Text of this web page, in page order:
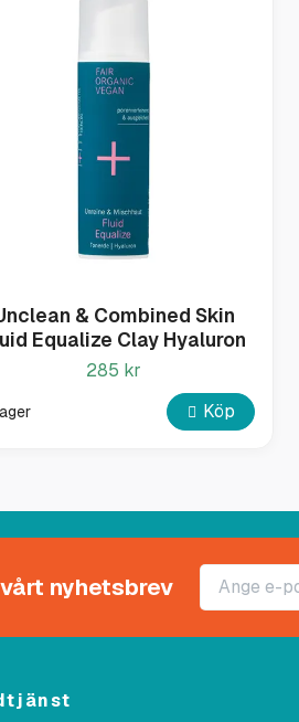
& Combined Skin
Equalize Clay Hyaluron
285 kr
Köp
nyhetsbrev